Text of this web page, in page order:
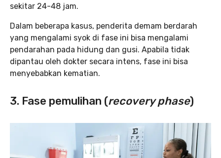
sekitar 24-48 jam.
Dalam beberapa kasus, penderita demam berdarah
yang mengalami syok di fase ini bisa mengalami
pendarahan pada hidung dan gusi. Apabila tidak
dipantau oleh dokter secara intens, fase ini bisa
menyebabkan kematian.
3. Fase pemulihan (recovery phase)